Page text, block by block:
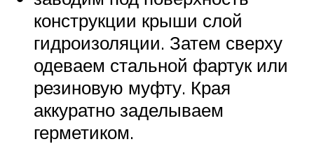
конструкции крыши слой
гидроизоляции. Затем сверху
одеваем стальной фартук или
резиновую муфту. Края
аккуратно заделываем
герметиком.